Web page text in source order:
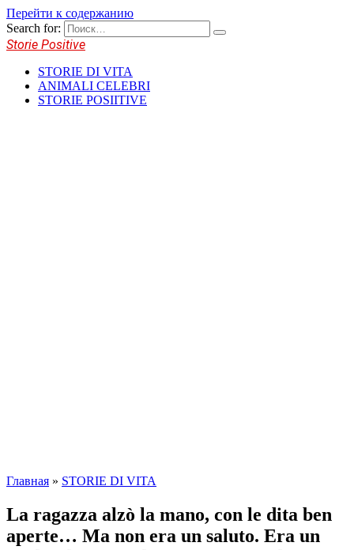
Перейти к содержанию
Search for:
Storie Positive
STORIE DI VITA
ANIMALI CELEBRI
STORIE POSIITIVE
Главная » STORIE DI VITA
La ragazza alzò la mano, con le dita ben
aperte… Ma non era un saluto. Era un